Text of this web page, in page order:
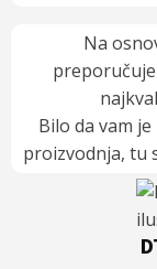
Na
Bilo da vam
proizvodnja, tu